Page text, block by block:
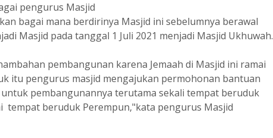
pengurus Masjid
bagai mana berdirinya Masjid ini sebelumnya berawal
Masjid pada tanggal 1 Juli 2021 menjadi Masjid Ukhuwah.
pembangunan karena Jemaah di Masjid ini ramai
itu pengurus masjid mengajukan permohonan bantuan
pembangunannya terutama sekali tempat beruduk
tempat beruduk Perempun,"kata pengurus Masjid